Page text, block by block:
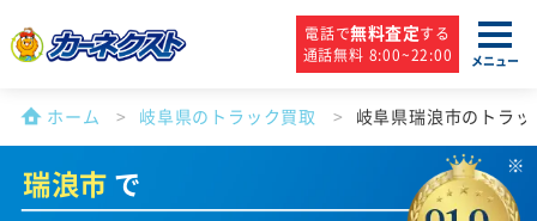
電話で無料査定する
通話無料 8:00~22:00
メニュー
ホーム 岐阜県のトラック買取 岐阜県瑞浪市のトラ
瑞浪市 で